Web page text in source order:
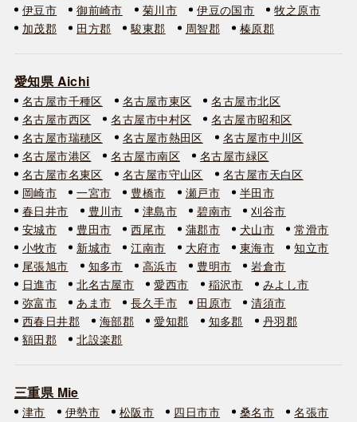
伊豆市
御前崎市 菊川市 伊豆の国市
牧之原市
加茂郡
田方郡 駿東郡 周智郡 榛原郡
愛知県 Aichi
名古屋市千種区 名古屋市東区
名古屋市北区
名古屋市西区
名古屋市中村区
名古屋市昭和区
名古屋市瑞穂区
名古屋市熱田区
名古屋市中川区
名古屋市港区
名古屋市南区
名古屋市緑区
名古屋市名東区
名古屋市守山区
名古屋市天白区
岡崎市
一宮市 豊橋市 瀬戸市
半田市
春日井市
豊川市 津島市 碧南市
刈谷市
安城市
豊田市 西尾市 蒲郡市 犬山市
常滑市
小牧市
新城市 江南市 大府市 東海市
知立市
尾張旭市
知多市 高浜市 豊明市
岩倉市
日進市
北名古屋市 愛西市 稲沢市
みよし市
弥富市
あま市 長久手市 田原市
清須市
西春日井郡
海部郡 愛知郡 知多郡
丹羽郡
額田郡
北設楽郡
三重県 Mie
津市 伊勢市 松阪市 四日市市 桑名市
名張市